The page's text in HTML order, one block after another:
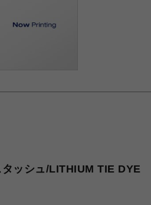
ッシュ/LITHIUM TIE DYE